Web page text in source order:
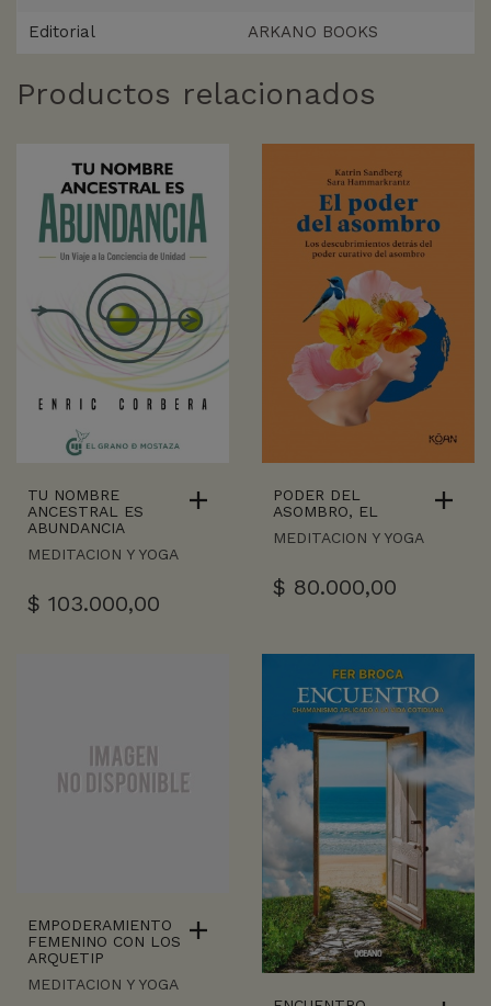
Editorial ARKANO BOOKS
Productos relacionados
TU NOMBRE
ANCESTRAL ES
ABUNDANCIA
MEDITACION Y YOGA
$ 103.000,00
PODER DEL
ASOMBRO, EL
MEDITACION Y YOGA
$ 80.000,00
EMPODERAMIENTO
FEMENINO CON LOS
ARQUETIP
MEDITACION Y YOGA